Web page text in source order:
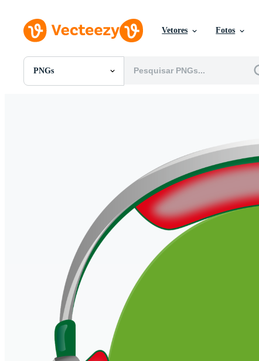
Vetores Fotos
PNGs
Todas Imagens
Eventos Editoriais